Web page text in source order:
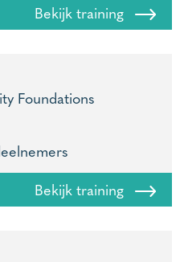
Bekijk training
Foundations
Bekijk training